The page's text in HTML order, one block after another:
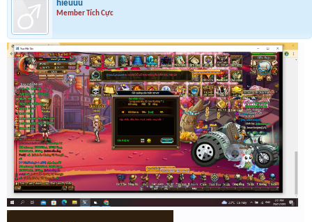
hieuuu
Member Tích Cực